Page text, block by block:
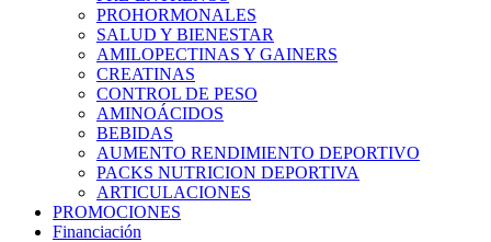
PROHORMONALES
SALUD Y BIENESTAR
AMILOPECTINAS Y GAINERS
CREATINAS
CONTROL DE PESO
AMINOÁCIDOS
BEBIDAS
AUMENTO RENDIMIENTO DEPORTIVO
PACKS NUTRICION DEPORTIVA
ARTICULACIONES
PROMOCIONES
Financiación